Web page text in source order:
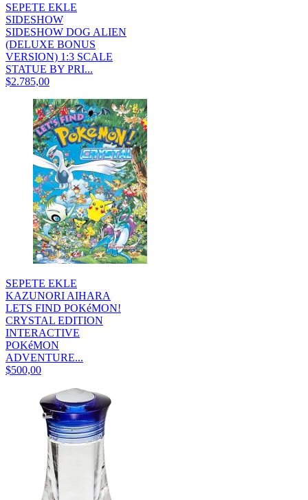
SEPETE EKLE
SIDESHOW
SIDESHOW DOG ALIEN
(DELUXE BONUS
VERSION) 1:3 SCALE
STATUE BY PRI...
$2.785,00
SEPETE EKLE
KAZUNORI AIHARA
LETS FIND POKéMON!
CRYSTAL EDITION
INTERACTIVE
POKéMON
ADVENTURE...
$500,00